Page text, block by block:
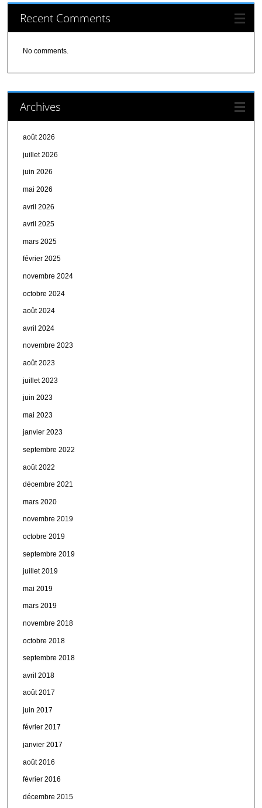
Recent Comments
No comments.
Archives
août 2026
juillet 2026
juin 2026
mai 2026
avril 2026
avril 2025
mars 2025
février 2025
novembre 2024
octobre 2024
août 2024
avril 2024
novembre 2023
août 2023
juillet 2023
juin 2023
mai 2023
janvier 2023
septembre 2022
août 2022
décembre 2021
mars 2020
novembre 2019
octobre 2019
septembre 2019
juillet 2019
mai 2019
mars 2019
novembre 2018
octobre 2018
septembre 2018
avril 2018
août 2017
juin 2017
février 2017
janvier 2017
août 2016
février 2016
décembre 2015